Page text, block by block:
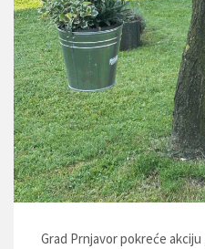
Grad Prnjavor pokreće